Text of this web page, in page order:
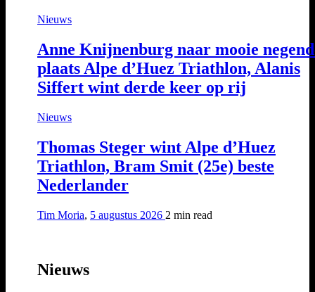
Nieuws
Anne Knijnenburg naar mooie
plaats Alpe d’Huez Triathlon, Alanis
Siffert wint derde keer op rij
Nieuws
Thomas Steger wint Alpe d’Huez
Triathlon, Bram Smit (25e) beste
Nederlander
Tim Moria, 5 augustus 2026 2 min read
Nieuws